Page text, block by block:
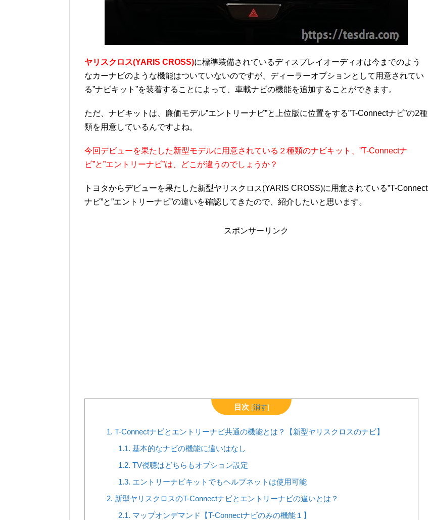
ヤリスクロス(YARIS CROSS)に標準装備されているディスプレイオーディオは今までのよう
なカーナビのような機能はついていないのですが、ディーラーオプションとして用意されてい
る”ナビキット”を装着することによって、車載ナビの機能を追加することができます。
ただ、ナビキットは、廉価モデル”エントリーナビ”と上位版に位置をする”T-Connectナビ”の2種
類を用意しているんですよね。
今回デビューを果たした新型モデルに用意されている２種類のナビキット、”T-Connectナ
ビ”と”エントリーナビ”は、どこが違うのでしょうか？
トヨタからデビューを果たした新型ヤリスクロス(YARIS CROSS)に用意されている”T-Connect
ナビ”と”エントリーナビ”の違いを確認してきたので、紹介したいと思います。
スポンサーリンク
目次 [消す]
1. T-Connectナビとエントリーナビ共通の機能とは？【新型ヤリスクロスのナビ】
1.1. 基本的なナビの機能に違いはなし
1.2. TV視聴はどちらもオプション設定
1.3. エントリーナビキットでもヘルプネットは使用可能
2. 新型ヤリスクロスのT-Connectナビとエントリーナビの違いとは？
2.1. マップオンデマンド【T-Connectナビのみの機能１】